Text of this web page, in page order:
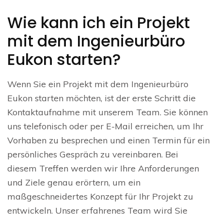
Wie kann ich ein Projekt
mit dem Ingenieurbüro
Eukon starten?
Wenn Sie ein Projekt mit dem Ingenieurbüro
Eukon starten möchten, ist der erste Schritt die
Kontaktaufnahme mit unserem Team. Sie können
uns telefonisch oder per E-Mail erreichen, um Ihr
Vorhaben zu besprechen und einen Termin für ein
persönliches Gespräch zu vereinbaren. Bei
diesem Treffen werden wir Ihre Anforderungen
und Ziele genau erörtern, um ein
maßgeschneidertes Konzept für Ihr Projekt zu
entwickeln. Unser erfahrenes Team wird Sie